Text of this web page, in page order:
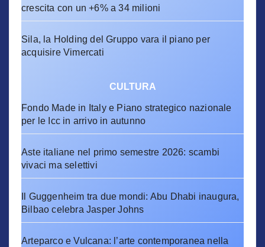
crescita con un +6% a 34 milioni
Sila, la Holding del Gruppo vara il piano per
acquisire Vimercati
CULTURA
Fondo Made in Italy e Piano strategico nazionale
per le Icc in arrivo in autunno
Aste italiane nel primo semestre 2026: scambi
vivaci ma selettivi
Il Guggenheim tra due mondi: Abu Dhabi inaugura,
Bilbao celebra Jasper Johns
Arteparco e Vulcana: l’arte contemporanea nella